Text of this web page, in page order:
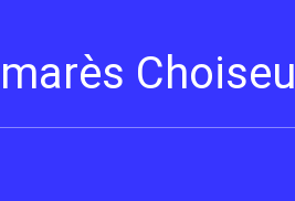
Choiseul